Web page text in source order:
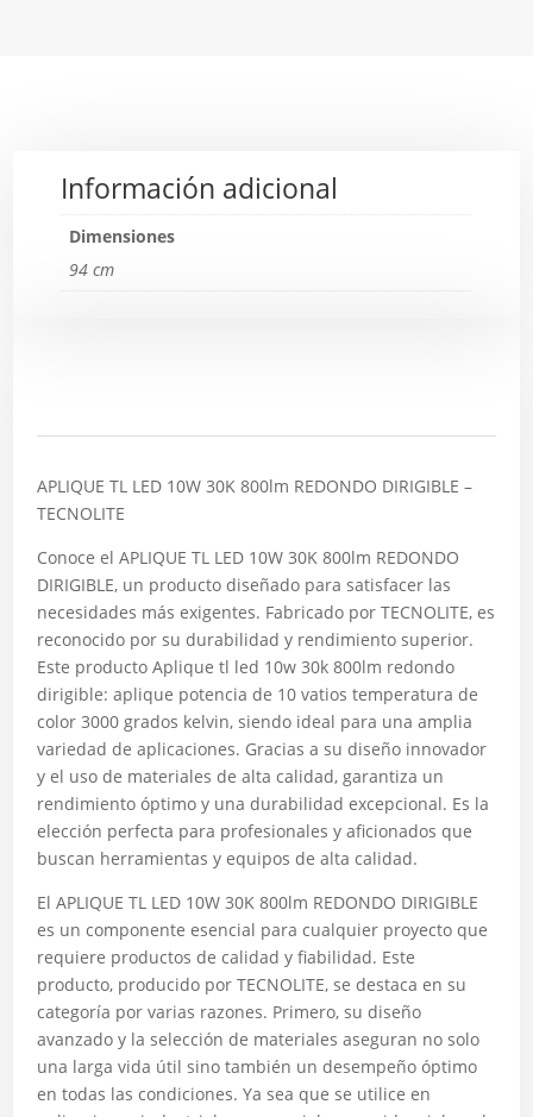
Información adicional
Dimensiones
94 cm
APLIQUE TL LED 10W 30K 800lm REDONDO DIRIGIBLE –
TECNOLITE
Conoce el APLIQUE TL LED 10W 30K 800lm REDONDO
DIRIGIBLE, un producto diseñado para satisfacer las
necesidades más exigentes. Fabricado por TECNOLITE, es
reconocido por su durabilidad y rendimiento superior.
Este producto Aplique tl led 10w 30k 800lm redondo
dirigible: aplique potencia de 10 vatios temperatura de
color 3000 grados kelvin, siendo ideal para una amplia
variedad de aplicaciones. Gracias a su diseño innovador
y el uso de materiales de alta calidad, garantiza un
rendimiento óptimo y una durabilidad excepcional. Es la
elección perfecta para profesionales y aficionados que
buscan herramientas y equipos de alta calidad.
El APLIQUE TL LED 10W 30K 800lm REDONDO DIRIGIBLE
es un componente esencial para cualquier proyecto que
requiere productos de calidad y fiabilidad. Este
producto, producido por TECNOLITE, se destaca en su
categoría por varias razones. Primero, su diseño
avanzado y la selección de materiales aseguran no solo
una larga vida útil sino también un desempeño óptimo
en todas las condiciones. Ya sea que se utilice en